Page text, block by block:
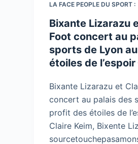
LA FACE PEOPLE DU SPORT :
Bixante Lizarazu
Foot concert au
sports de Lyon
étoiles de l’espoir
Bixante Lizarazu et
concert au palais des
profit des étoiles de
Claire Keim, Bixente